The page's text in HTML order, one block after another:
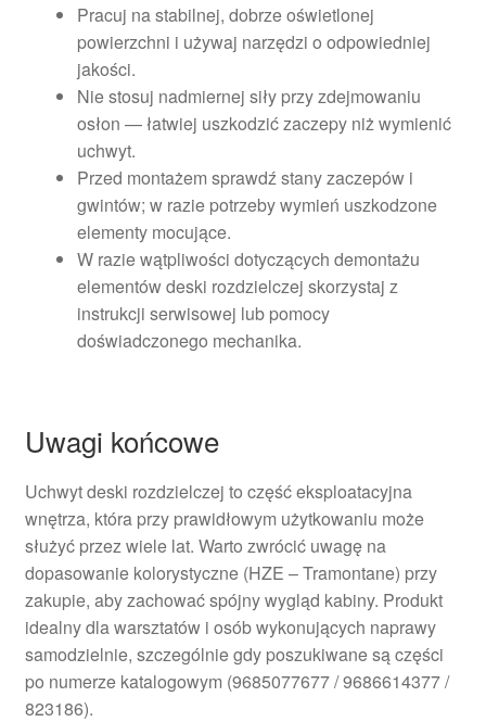
Pracuj na stabilnej, dobrze oświetlonej
powierzchni i używaj narzędzi o odpowiedniej
jakości.
Nie stosuj nadmiernej siły przy zdejmowaniu
osłon — łatwiej uszkodzić zaczepy niż wymienić
uchwyt.
Przed montażem sprawdź stany zaczepów i
gwintów; w razie potrzeby wymień uszkodzone
elementy mocujące.
W razie wątpliwości dotyczących demontażu
elementów deski rozdzielczej skorzystaj z
instrukcji serwisowej lub pomocy
doświadczonego mechanika.
Uwagi końcowe
Uchwyt deski rozdzielczej to część eksploatacyjna
wnętrza, która przy prawidłowym użytkowaniu może
służyć przez wiele lat. Warto zwrócić uwagę na
dopasowanie kolorystyczne (HZE – Tramontane) przy
zakupie, aby zachować spójny wygląd kabiny. Produkt
idealny dla warsztatów i osób wykonujących naprawy
samodzielnie, szczególnie gdy poszukiwane są części
po numerze katalogowym (9685077677 / 9686614377 /
823186).